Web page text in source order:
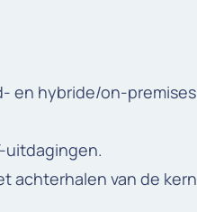
en hybride/on-premises
uitdagingen.
achterhalen van de kern